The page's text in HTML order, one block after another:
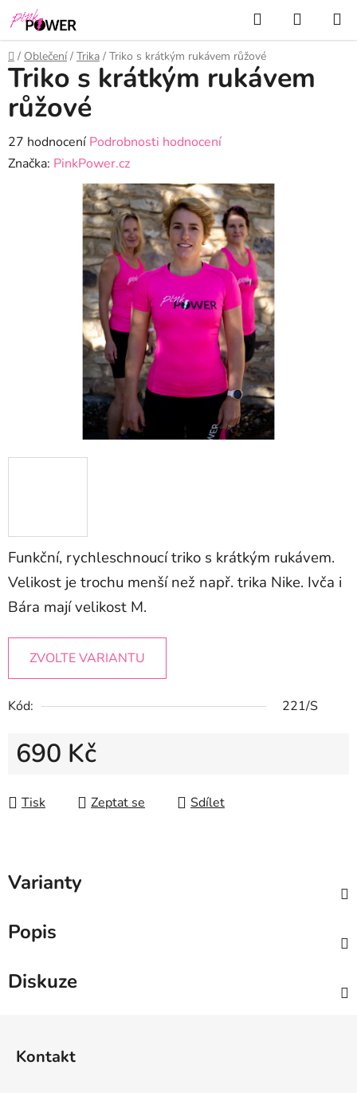
Přejít
na
obsah
Hledat
KOŠÍK
Domů
/ Oblečení / Trika / Triko s krátkým rukávem růžové
Funkční, rychleschnoucí triko s krátkým rukávem.
Velikost je trochu menší než např. trika Nike. Ivča i
Bára mají velikost M.
ZVOLTE VARIANTU
Kód: 221/S
690 Kč
Tisk
Zeptat se Sdílet
Triko s krátkým rukávem
růžové
Průměrné
hodnocení
27 hodnocení Podrobnosti hodnocení
Značka: PinkPower.cz
Varianty
Popis
Diskuze
Kontakt